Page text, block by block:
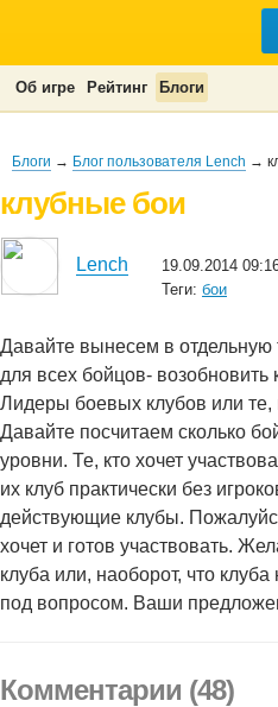
Об игре Рейтинг Блоги
Блоги → Блог пользователя Lench →
клубные бои
Lench 19.09.2014
Теги: бои
Давайте вынесем в отдельную
для всех бойцов-
Лидеры боевых клубов или те,
Давайте посчитаем сколько
уровни. Те, кто хочет
их клуб практически без
действующие клубы.
хочет и готов участвовать.
клуба или, наоборот, что клуба
под вопросом. Ваши
Комментарии (48)